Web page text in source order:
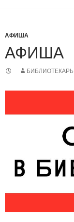
АФИША
АФИША
БИБЛИОТЕКАРЬ